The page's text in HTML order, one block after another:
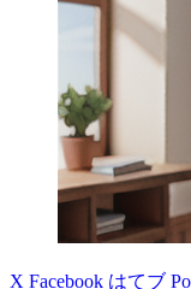
X Facebook はてブ